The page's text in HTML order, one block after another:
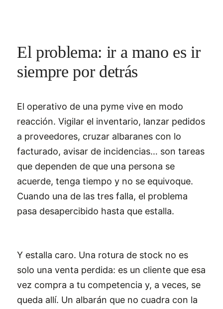
El problema: ir a mano es ir
siempre por detrás
El operativo de una pyme vive en modo
reacción. Vigilar el inventario, lanzar pedidos
a proveedores, cruzar albaranes con lo
facturado, avisar de incidencias… son tareas
que dependen de que una persona se
acuerde, tenga tiempo y no se equivoque.
Cuando una de las tres falla, el problema
pasa desapercibido hasta que estalla.
Y estalla caro. Una rotura de stock no es
solo una venta perdida: es un cliente que esa
vez compra a tu competencia y, a veces, se
queda allí. Un albarán que no cuadra con la